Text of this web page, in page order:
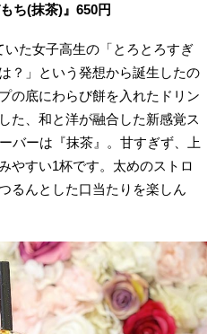
ち(抹茶) 』650円
た女子高生の「とろとろすぎ
？」という発想から誕生したの
の底にわらび餅を入れたドリン
た、和と洋が融合した新感覚ス
バーは『抹茶』。甘すぎず、上
やすい1杯です。太めのストロ
るんとした口当たりを楽しん